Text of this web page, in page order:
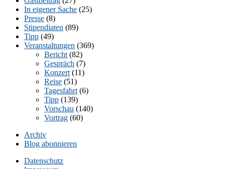
In eigener Sache (25)
Presse (8)
Stipendiaten (89)
Tipp (49)
Veranstaltungen (369)
Bericht (82)
Gespräch (7)
Konzert (11)
Reise (51)
Tagesfahrt (6)
Tipp (139)
Vorschau (140)
Vortrag (60)
Archiv
Blog abonnieren
Datenschutz